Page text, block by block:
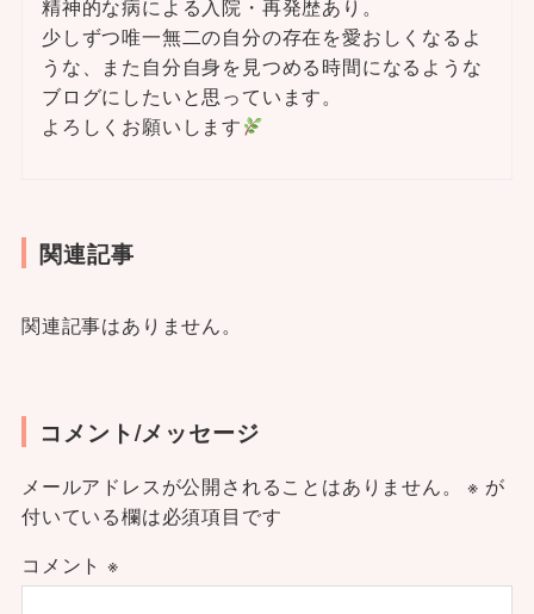
精神的な病による入院・再発歴あり。
少しずつ唯一無二の自分の存在を愛おしくなるよ
うな、また自分自身を見つめる時間になるような
ブログにしたいと思っています。
よろしくお願いします
関連記事
関連記事はありません。
コメント/メッセージ
メールアドレスが公開されることはありません。 ※ が
付いている欄は必須項目です
コメント ※